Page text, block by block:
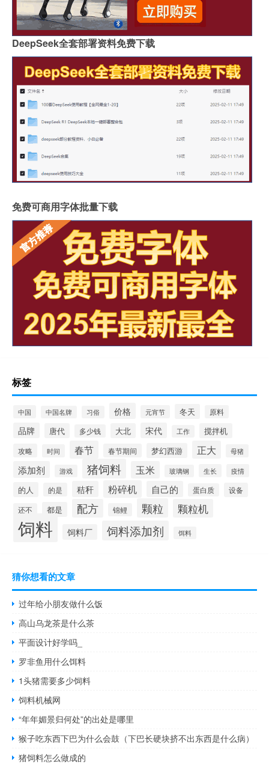
DeepSeek全套部署资料免费下载
免费可商用字体批量下载
标签
中国 中国名牌 习俗 价格 元宵节 冬天 原料
品牌 唐代 多少钱 大北 宋代 工作 搅拌机
攻略 时间 春节 春节期间 梦幻西游 正大 母猪
添加剂 游戏 猪饲料 玉米 玻璃钢 生长 疫情
的人 的是 秸秆 粉碎机 自己的 蛋白质 设备
还不 都是 配方 锦鲤 颗粒 颗粒机
饲料 饲料厂 饲料添加剂 饵料
猜你想看的文章
过年给小朋友做什么饭
高山乌龙茶是什么茶
平面设计好学吗_
罗非鱼用什么饵料
1头猪需要多少饲料
饲料机械网
“年年媚景归何处”的出处是哪里
猴子吃东西下巴为什么会鼓（下巴长硬块挤不出东西是什么病）
猪饲料怎么做成的